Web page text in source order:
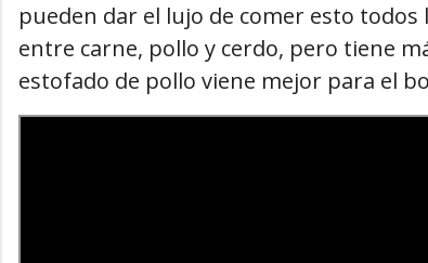
pueden dar el lujo de comer esto
entre carne, pollo y cerdo, pero tiene
estofado de pollo viene mejor para el